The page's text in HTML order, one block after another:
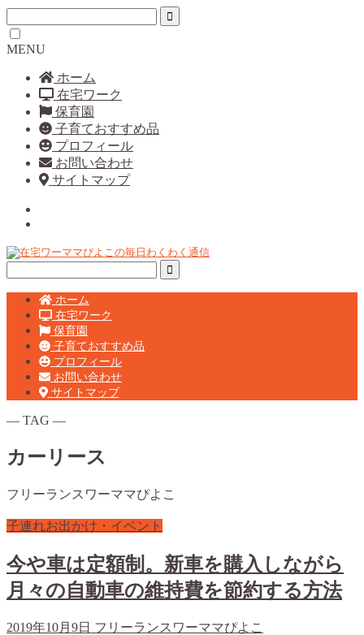
MENU
ホーム
在宅ワーク
保育園
子育ておすすめ品
プロフィール
お問い合わせ
サイトマップ
ホーム
在宅ワーク
保育園
子育ておすすめ品
プロフィール
お問い合わせ
サイトマップ
― TAG ―
カーリース
フリーランスワーママぴよこ
子連れお出かけ・イベント
今や車は定額制。新車を購入しながら
月々の自動車の維持費を節約する方法
2019年10月9日 フリーランスワーママぴよこ